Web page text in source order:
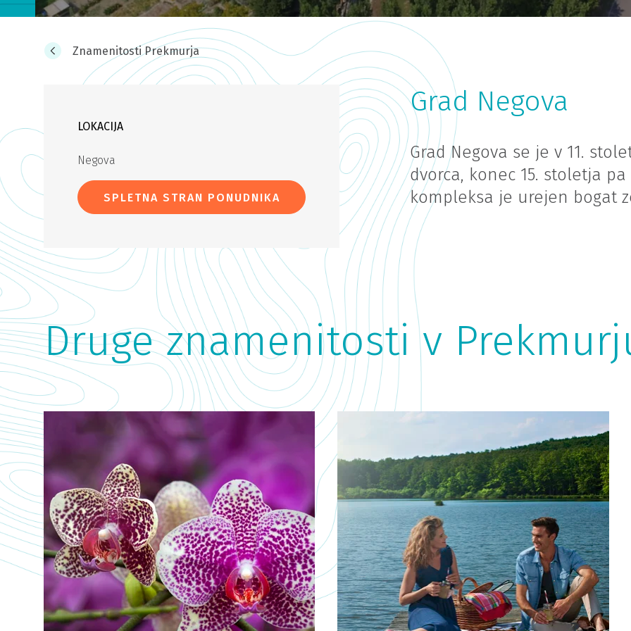
Znamenitosti Prekmurja
Grad Negova
Grad Negova se je v 11.
dvorca, konec 15. stoletja
kompleksa je urejen bogat
LOKACIJA
Negova
SPLETNA STRAN PONUDNIKA
Druge znamenitosti v